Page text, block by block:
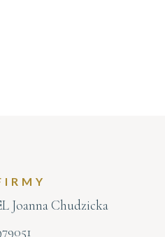
Joanna Chudzicka